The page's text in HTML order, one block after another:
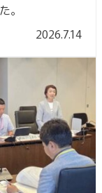
。
2026.7.14